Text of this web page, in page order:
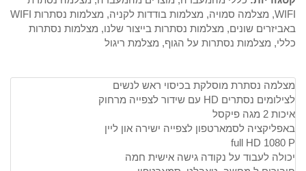
WIFI
, מצלמה סמויה, מצלמות בודדות לקניה,
מצלמות נסתרות WIFI
באביזרים שונים, מצלמות נסתרות בייצור שלנו, מצלמות נסתרות
כללי, מצלמות נסתרות על הגוף, מצלמת ריגול
מצלמה נסתרת מוסלקת בכיסוי ראש לנשים
לצילומים נסתרים HD עם שידור לצפייה מרחוק
איכות 2 מגה פיקסל
באפליקציה לסמארטפון לצפייה ישירה און ליין
full HD 1080 P
יכולה לעבוד על נקודה גישה אישית חמה